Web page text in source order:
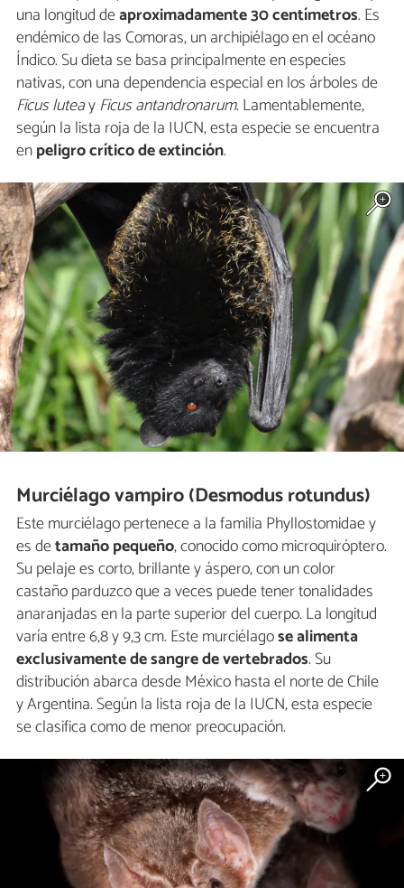
una longitud deaproximadamente 30 centímetros. Es
endémico de las Comoras, un archipiélago en el océano
Índico. Su dieta se basa principalmente en especies
nativas, con una dependencia especial en los árboles de
Ficus luteayFicus antandronarum. Lamentablemente,
según la lista roja de la IUCN, esta especie se encuentra
enpeligro crítico de extinción.
Murciélago vampiro (Desmodus rotundus)
Este murciélago pertenece a la familia Phyllostomidae y
es detamaño pequeño, conocido como microquiróptero.
Su pelaje es corto, brillante y áspero, con un color
castaño parduzco que a veces puede tener tonalidades
anaranjadas en la parte superior del cuerpo. La longitud
varía entre 6,8 y 9,3 cm. Este murciélagose alimenta
exclusivamente de sangre de vertebrados. Su
distribución abarca desde México hasta el norte de Chile
y Argentina. Según la lista roja de la IUCN, esta especie
se clasifica como de menor preocupación.